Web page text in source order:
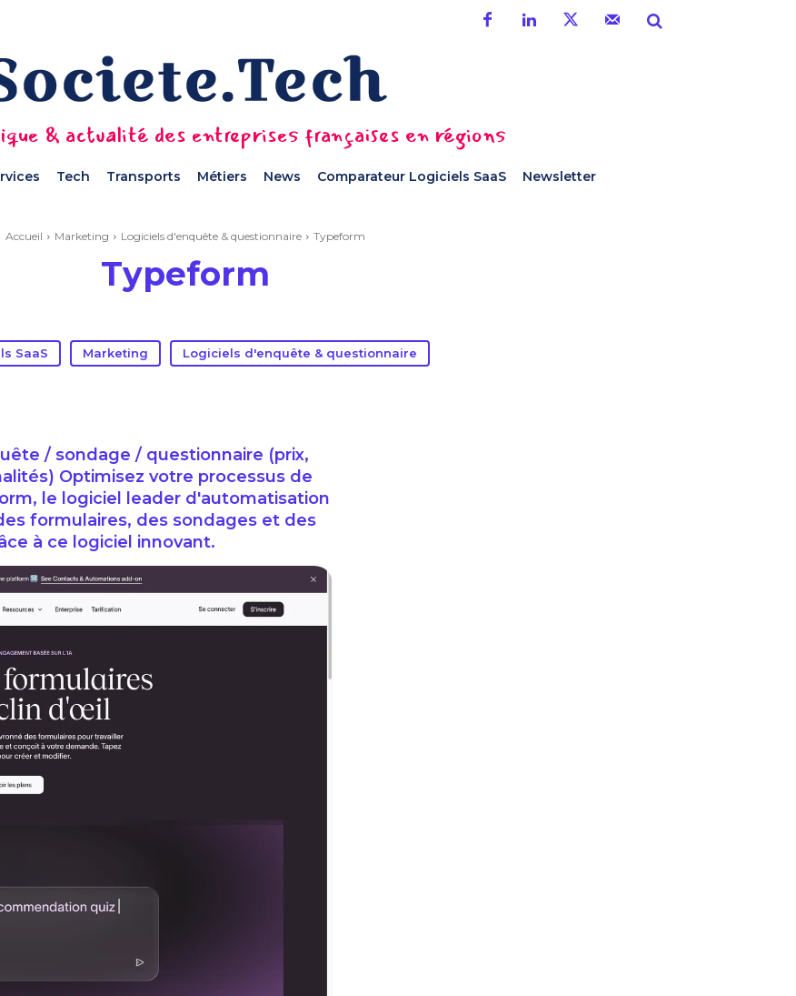
& actualité des entreprises françaises en régions
Tech Transports Métiers News Comparateur Logiciels SaaS Newsletter
Accueil Marketing Logiciels d'enquête & questionnaire Typeform
Typeform
SaaS Marketing Logiciels d'enquête & questionnaire
/ sondage / questionnaire (prix,
Optimisez votre processus de
le logiciel leader d'automatisation
formulaires, des sondages et des
à ce logiciel innovant.